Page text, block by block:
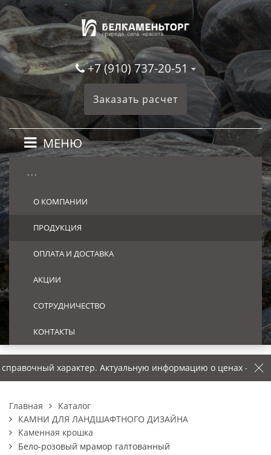
+7 (910) 737-20-51
Заказать расчет
МЕНЮ
. . .
О КОМПАНИИ
ПРОДУКЦИЯ
ОПЛАТА И ДОСТАВКА
АКЦИИ
СОТРУДНИЧЕСТВО
КОНТАКТЫ
Актуальную информацию о ценах – уточняйте у
Главная
Каталог
КАМНИ ДЛЯ ЛАНДШАФТНОГО ДИЗАЙНА
Каменная крошка
Бело-розовый мрамор галтованный